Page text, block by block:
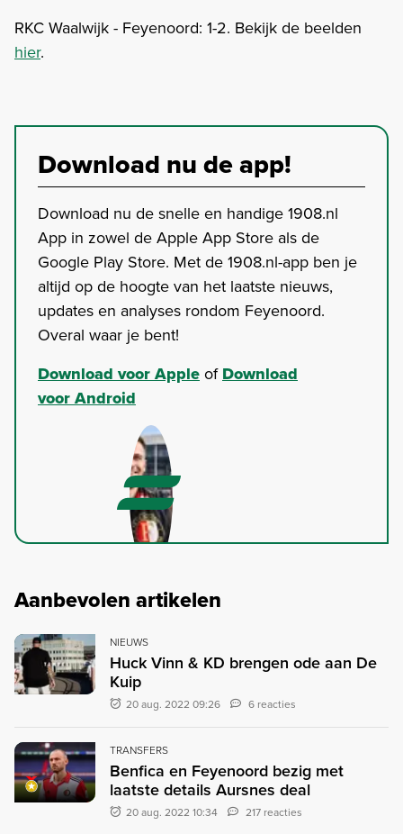
RKC Waalwijk - Feyenoord: 1-2. Bekijk de beelden
hier.
Download nu de app!
Download nu de snelle en handige 1908.nl
App in zowel de Apple App Store als de
Google Play Store. Met de 1908.nl-app ben je
altijd op de hoogte van het laatste nieuws,
updates en analyses rondom Feyenoord.
Overal waar je bent!
Download voor AppleofDownload
voor Android
Aanbevolen artikelen
NIEUWS
Huck Vinn & KD brengen ode aan De
Kuip
20 aug. 2022 09:26 6 reacties
TRANSFERS
Benfica en Feyenoord bezig met
laatste details Aursnes deal
20 aug. 2022 10:34 217 reacties